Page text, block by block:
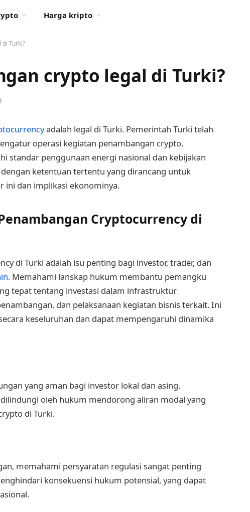
Harga kripto
Turki?
crypto legal di Turki?
adalah legal di Turki. Pemerintah Turki telah
operasi kegiatan penambangan crypto,
standar penggunaan energi nasional dan kebijakan
ketentuan tertentu yang dirancang untuk
ini dan implikasi ekonominya.
Cryptocurrency di
di Turki adalah isu penting bagi investor, trader, dan
. Memahami lanskap hukum membantu pemangku
tepat tentang investasi dalam infrastruktur
dan pelaksanaan kegiatan bisnis terkait. Ini
keseluruhan dan dapat mempengaruhi dinamika
yang aman bagi investor lokal dan asing.
oleh hukum mendorong aliran modal yang
di Turki.
memahami persyaratan regulasi sangat penting
konsekuensi hukum potensial, yang dapat